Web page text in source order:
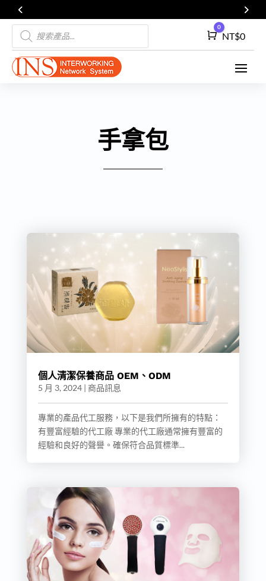
Products
search
Cart
0
NT$0
手拿包
個人清潔保養商品 OEM、ODM
5 月 3, 2024| 商品訊息
專業的產品代工服務，以下是我們所擁有的特點：
有豐富經驗的代工廠 專業的代工廠通常擁有豐富的
經驗和良好的聲譽。確保符合品質標準...